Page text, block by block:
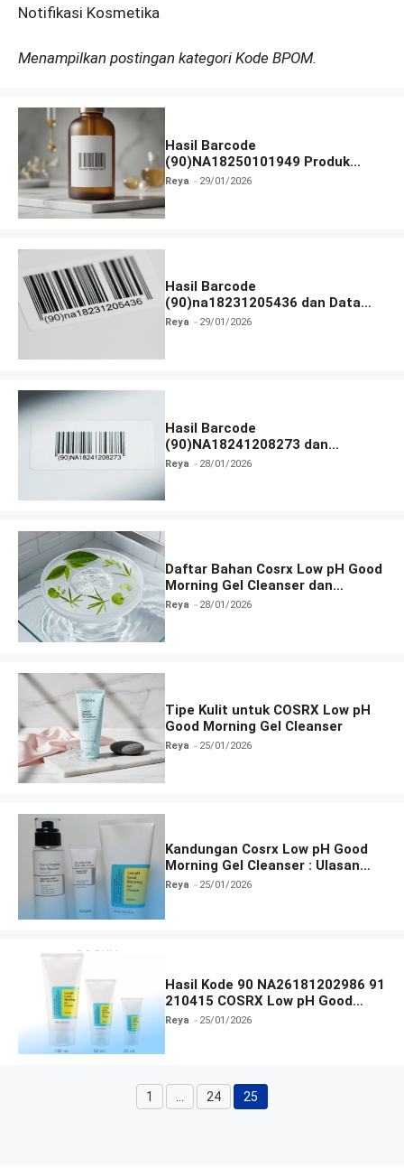
Notifikasi Kosmetika
Menampilkan postingan kategori Kode BPOM.
Hasil Barcode
(90)NA18250101949 Produk
Terlengkap
Reya 29/01/2026
Hasil Barcode
(90)na18231205436 dan Data
Produk Terbaru
Reya 29/01/2026
Hasil Barcode
(90)NA18241208273 dan
Informasi Terlengkap
Reya 28/01/2026
Daftar Bahan Cosrx Low pH Good
Morning Gel Cleanser dan
Fungsinya
Reya 28/01/2026
Tipe Kulit untuk COSRX Low pH
Good Morning Gel Cleanser
Reya 25/01/2026
Kandungan Cosrx Low pH Good
Morning Gel Cleanser : Ulasan
Manfaat, dan Cara Pakai
Reya 25/01/2026
Hasil Kode 90 NA26181202986 91
210415 COSRX Low pH Good
Morning Gel Cleanser
Reya 25/01/2026
Halaman
1 … Halaman
24 Halaman
25